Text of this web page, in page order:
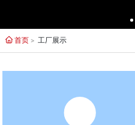
首页 工厂展示